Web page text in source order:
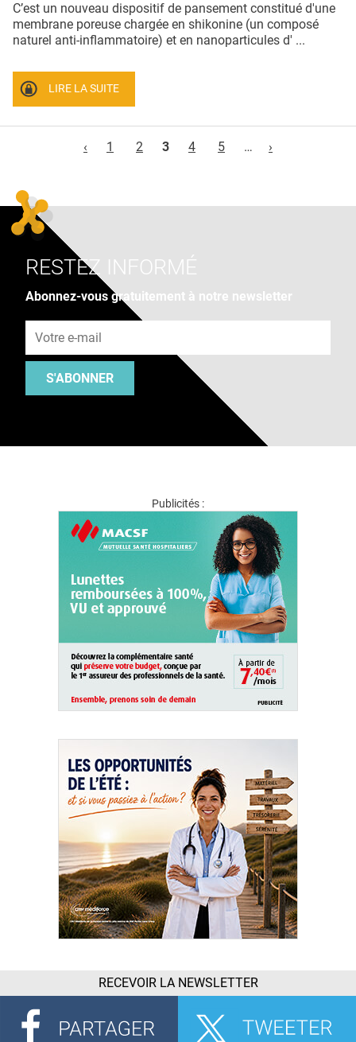
C’est un nouveau dispositif de pansement constitué d'une
membrane poreuse chargée en shikonine (un composé
naturel anti-inflammatoire) et en nanoparticules d' ...
LIRE LA SUITE
‹
1 2 3 4 5 … ›
RESTEZ INFORMÉ
Abonnez-vous gratuitement à notre newsletter
S'ABONNER
Publicités :
RECEVOIR LA NEWSLETTER